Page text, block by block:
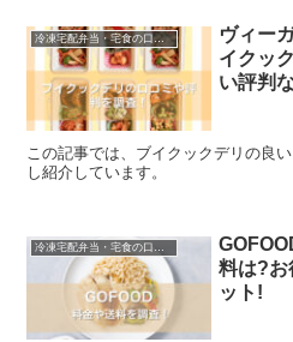
冷凍宅配弁当・宅食の口コミなど
ヴィー
イクッ
い評判
この記事では、ブイクックデリの良
し紹介しています。
冷凍宅配弁当・宅食の口コミなど
料は?お
ット!